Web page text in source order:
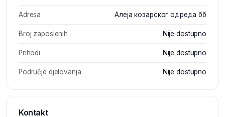
Adresa Алеја козарског одреда бб
Broj zaposlenih Nije dostupno
Prihodi Nije dostupno
Područje djelovanja Nije dostupno
Kontakt